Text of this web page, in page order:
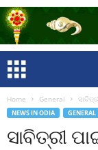
Home General
NEWS IN ODIA GENERAL
ସାବିତ୍ରୀ